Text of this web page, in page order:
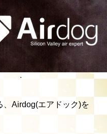
Airdog(エアドック)を